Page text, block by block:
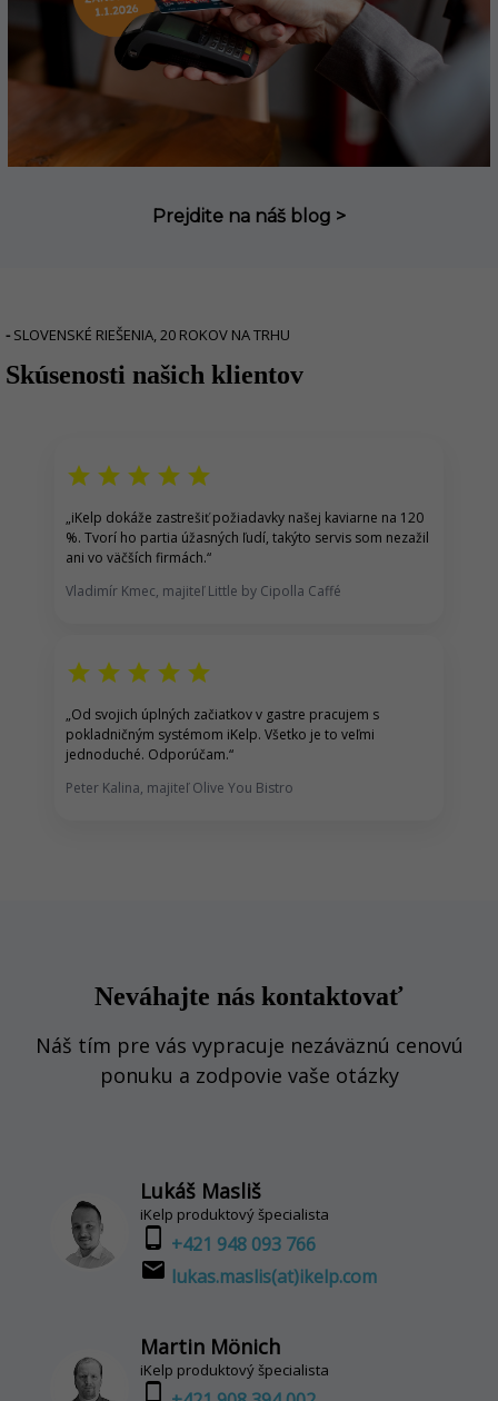
Prejdite na náš blog >
- SLOVENSKÉ RIEŠENIA, 20 ROKOV NA TRHU
Skúsenosti našich klientov
star star star star star
„iKelp dokáže zastrešiť požiadavky našej kaviarne na 120
%. Tvorí ho partia úžasných ľudí, takýto servis som nezažil
ani vo väčších firmách.“
Vladimír Kmec, majiteľ Little by Cipolla Caffé
star star star star star
„Od svojich úplných začiatkov v gastre pracujem s
pokladničným systémom iKelp. Všetko je to veľmi
jednoduché. Odporúčam.“
Peter Kalina, majiteľ Olive You Bistro
Neváhajte nás kontaktovať
Náš tím pre vás vypracuje nezáväznú cenovú
ponuku a zodpovie vaše otázky
Lukáš Masliš
iKelp produktový špecialista
phone_android +421 948 093 766
email lukas.maslis(at)ikelp.com
Martin Mönich
iKelp produktový špecialista
phone_android